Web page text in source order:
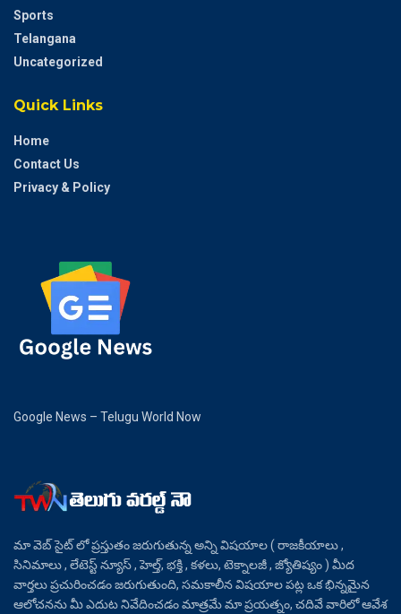
Sports
Telangana
Uncategorized
Quick Links
Home
Contact Us
Privacy & Policy
Google News – Telugu World Now
మా వెబ్ సైట్ లో ప్రస్తుతం జరుగుతున్న అన్ని విషయాల ( రాజకీయాలు ,
సినిమాలు , లేటెస్ట్ న్యూస్ , హెల్త్, భక్తి , కళలు, టెక్నాలజీ , జ్యోతిష్యం ) మీద
వార్తలు ప్రచురించడం జరుగుతుంది, సమకాలీన విషయాల పట్ల ఒక భిన్నమైన
ఆలోచనను మీ ఎదుట నివేదించడం మాత్రమే మా ప్రయత్నం, చదివే వారిలో ఆవేశ